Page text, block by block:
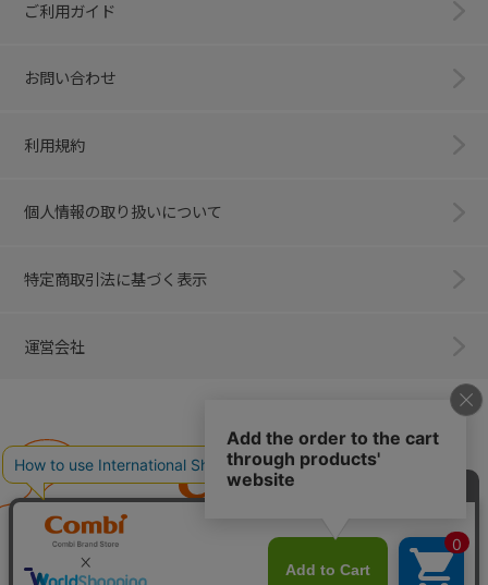
ご利用ガイド
お問い合わせ
利用規約
個人情報の取り扱いについて
特定商取引法に基づく表示
運営会社
子育てに、イノベーションを。
ベビー用品のコンビ株式会社